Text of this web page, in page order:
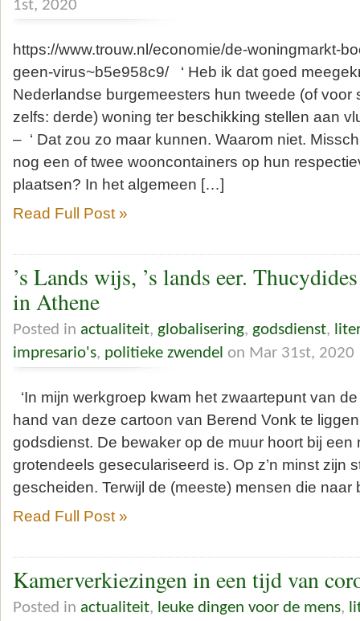
1st, 2020
https://www.trouw.nl/economie/de-woningmarkt-
geen-virus~b5e958c9/ ‘ Heb ik dat goed
Nederlandse burgemeesters hun tweede (of voor
zelfs: derde) woning ter beschikking stellen aan
– ‘ Dat zou zo maar kunnen. Waarom niet.
nog een of twee wooncontainers op hun
plaatsen? In het algemeen […]
Read Full Post »
’s Lands wijs, ’s lands eer.
in Athene
Posted in actualiteit, globalisering, godsdienst,
impresario's, politieke zwendel on Mar 31st, 2020
‘In mijn werkgroep kwam het zwaartepunt van
hand van deze cartoon van Berend Vonk te
godsdienst. De bewaker op de muur hoort bij een
grotendeels geseculariseerd is. Op z’n minst zijn
gescheiden. Terwijl de (meeste) mensen die
Read Full Post »
Kamerverkiezingen in een tijd van
Posted in actualiteit, leuke dingen voor de mens,